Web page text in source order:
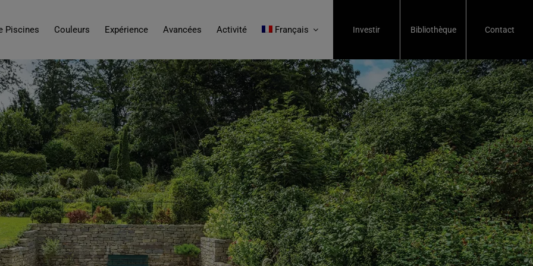
Piscines Couleurs Expérience Avancées Activité Français Investir Bibliothèque Contact